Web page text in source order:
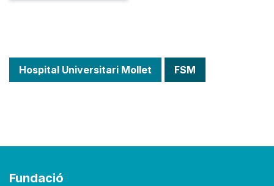
Hospital Universitari Mollet FSM
Fundació